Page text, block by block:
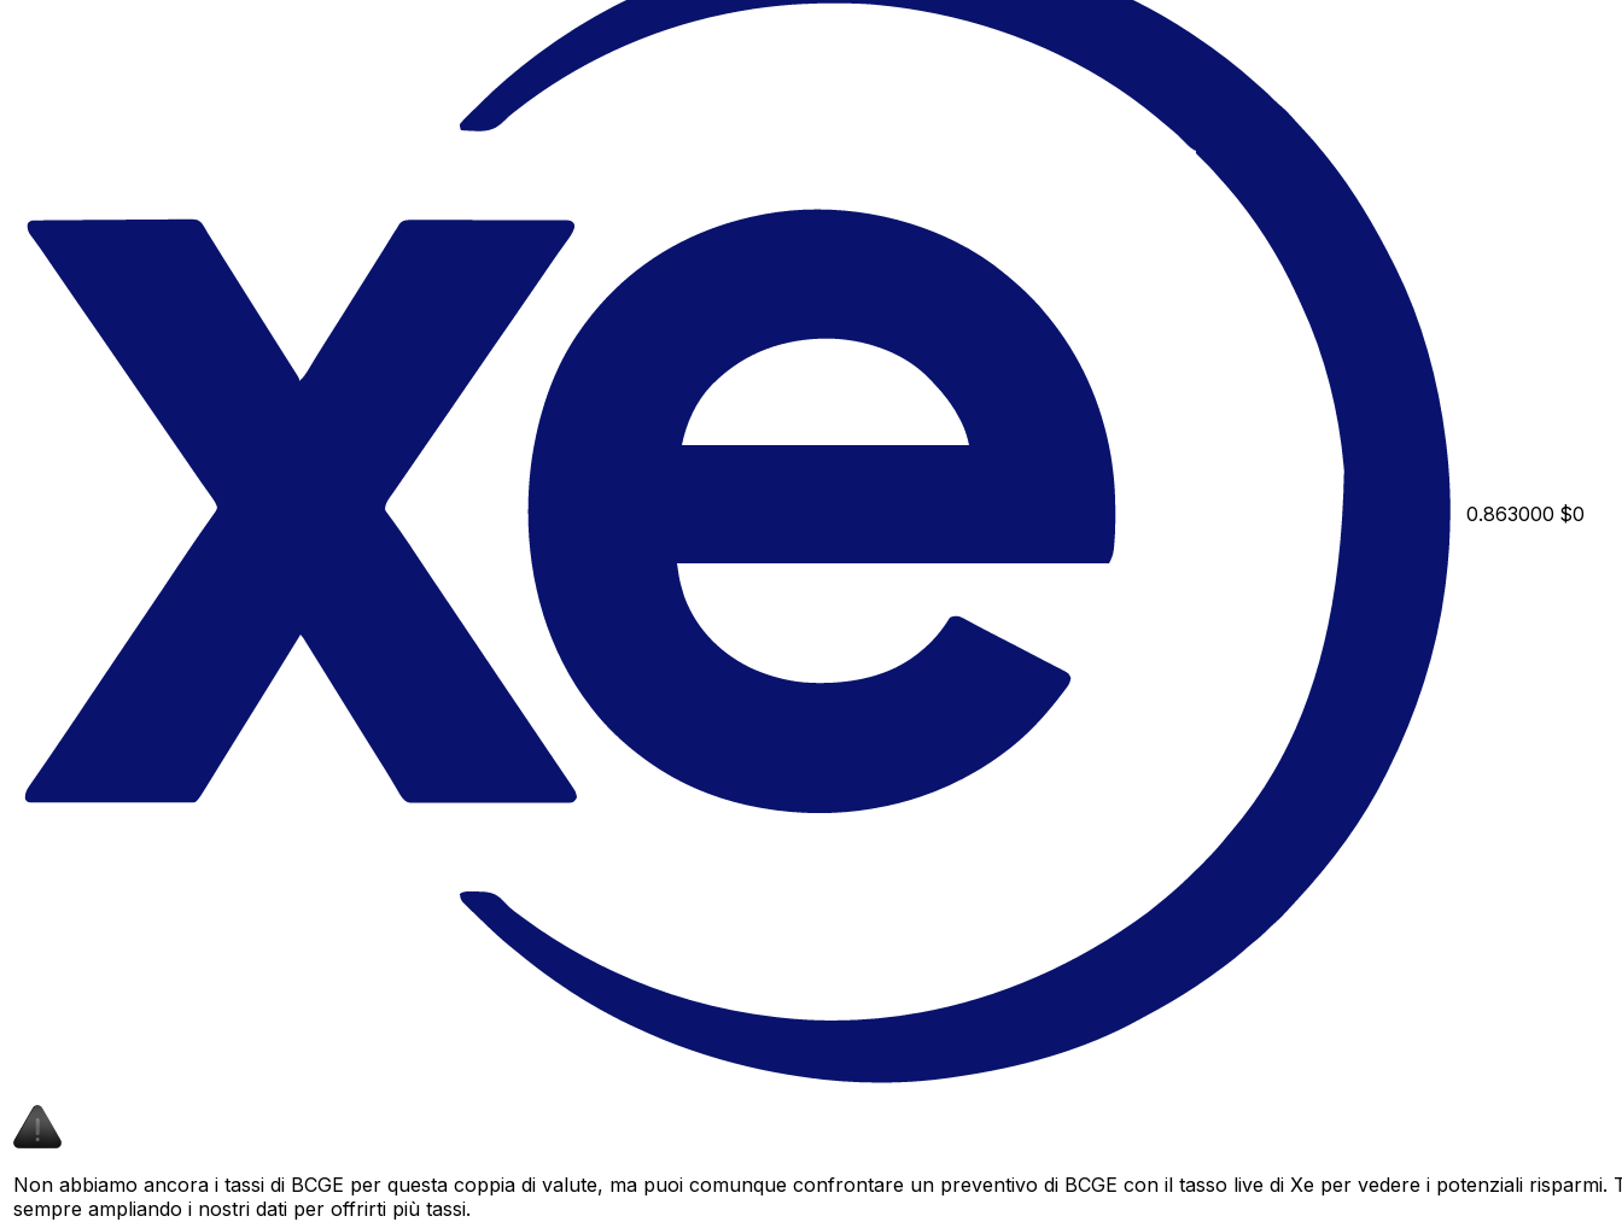
0.863000 $0
Non abbiamo ancora i tassi di BCGE per questa coppia di valute, ma puoi comunque confrontare un preventivo di BCGE con il tasso live di Xe per vedere i potenziali risparmi.
sempre ampliando i nostri dati per offrirti più tassi.